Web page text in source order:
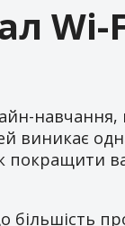
виникає
покращити
більшість